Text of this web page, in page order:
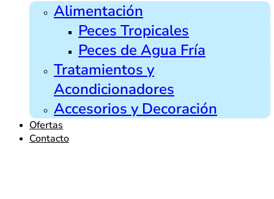
Alimentación
Peces Tropicales
Peces de Agua Fría
Tratamientos y
Acondicionadores
Accesorios y Decoración
Ofertas
Contacto